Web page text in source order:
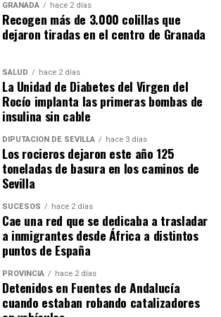
GRANADA hace 2 días
Recogen más de 3.000 colillas que
dejaron tiradas en el centro de Granada
SALUD hace 2 días
La Unidad de Diabetes del Virgen del
Rocío implanta las primeras bombas de
insulina sin cable
DIPUTACIÓN DE SEVILLA hace 3 días
Los rocieros dejaron este año 125
toneladas de basura en los caminos de
Sevilla
SUCESOS hace 2 días
Cae una red que se dedicaba a trasladar
a inmigrantes desde África a distintos
puntos de España
PROVINCIA hace 2 días
Detenidos en Fuentes de Andalucía
cuando estaban robando catalizadores